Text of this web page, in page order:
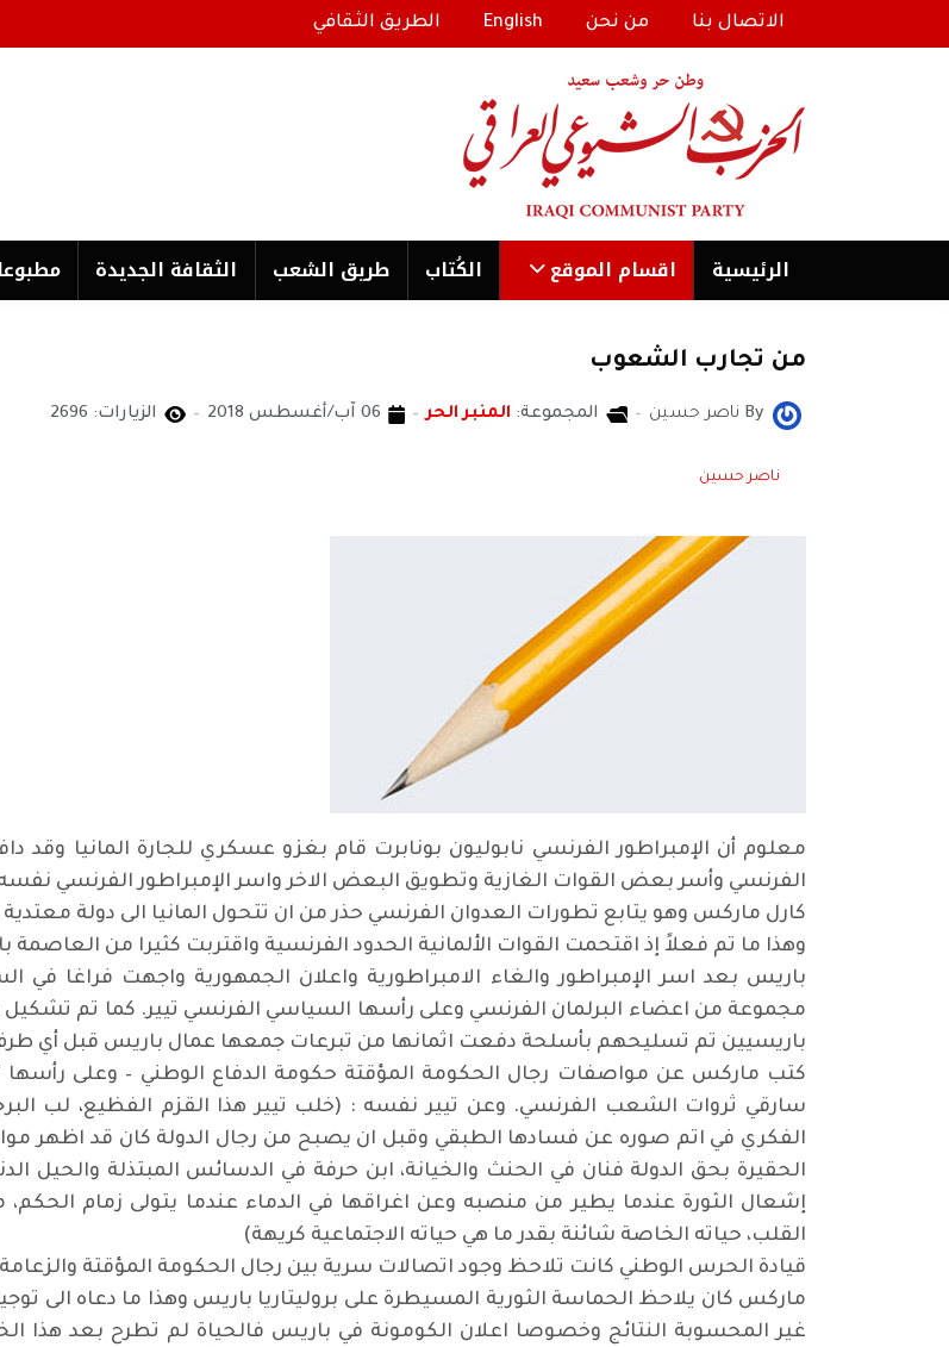
الاتصال بنا من نحن English الطريق الثقافي
الرئیسية اقسام الموقع الكُتاب طریق الشعب الثقافة الجدیدة
من تجارب الشعوب
By ناصر حسين المجموعة: المنبر الحر 06 آب/أغسطس 2018 الزيارات: 2696
ناصر حسين
معلوم أن الإمبراطور الفرنسي نابوليون بونابرت قام بغزو عسكري للجارة المانيا وقد
الفرنسي وأسر بعض القوات الغازية وتطويق البعض الاخر واسر الإمبراطور الفرنسي
كارل ماركس وهو يتابع تطورات العدوان الفرنسي حذر من ان تتحول المانيا الى دولة
وهذا ما تم فعلاً إذ اقتحمت القوات الألمانية الحدود الفرنسية واقتربت كثيرا من العاصمة
باريس بعد اسر الإمبراطور والغاء الامبراطورية واعلان الجمهورية واجهت فراغا
مجموعة من اعضاء البرلمان الفرنسي وعلى رأسها السياسي الفرنسي تيير. كما تم
باريسيين تم تسليحهم بأسلحة دفعت اثمانها من تبرعات جمعها عمال باريس قبل أي
كتب ماركس عن مواصفات رجال الحكومة المؤقتة حكومة الدفاع الوطني – وعلى رأسها
سارقي ثروات الشعب الفرنسي. وعن تيير نفسه : (خلب تيير هذا القزم الفظيع، لب
الفكري في اتم صوره عن فسادها الطبقي وقبل ان يصبح من رجال الدولة كان قد اظهر
الحقيرة بحق الدولة فنان في الحنث والخيانة، ابن حرفة في الدسائس المبتذلة والحيل
إشعال الثورة عندما يطير من منصبه وعن اغراقها في الدماء عندما يتولى زمام الحكم،
القلب، حياته الخاصة شائنة بقدر ما هي حياته الاجتماعية كريهة)
قيادة الحرس الوطني كانت تلاحظ وجود اتصالات سرية بين رجال الحكومة المؤقتة والزعامة
ماركس كان يلاحظ الحماسة الثورية المسيطرة على بروليتاريا باريس وهذا ما دعاه الى
غير المحسوبة النتائج وخصوصا اعلان الكومونة في باريس فالحياة لم تطرح بعد هذا